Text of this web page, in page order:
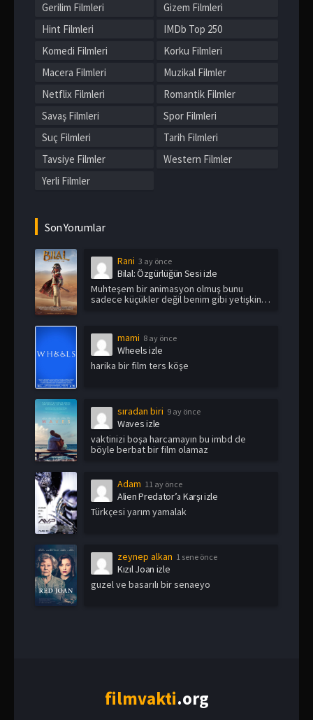
Gerilim Filmleri
Gizem Filmleri
Hint Filmleri
IMDb Top 250
Komedi Filmleri
Korku Filmleri
Macera Filmleri
Muzikal Filmler
Netflix Filmleri
Romantik Filmler
Savaş Filmleri
Spor Filmleri
Suç Filmleri
Tarih Filmleri
Tavsiye Filmler
Western Filmler
Yerli Filmler
Son Yorumlar
Rani 3 ay önce
Bilal: Özgürlüğün Sesi izle
Muhteşem bir animasyon olmuş bunu
sadece küçükler değil benim gibi yetişkin
mami 8 ay önce
Wheels izle
harika bir film ters köşe
sıradan biri 9 ay önce
Waves izle
vaktinizi boşa harcamayın bu imbd de
böyle berbat bir film olamaz
Adam 11 ay önce
Alien Predator’a Karşı izle
Türkçesi yarım yamalak
zeynep alkan 1 sene önce
Kızıl Joan izle
guzel ve basarılı bir senaeyo
filmvakti.org